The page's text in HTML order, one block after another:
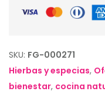
SKU: FG-000271
Hierbas y especias,
bienestar, cocina